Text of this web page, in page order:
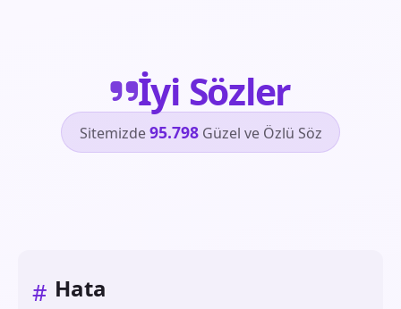
İyi Sözler
Sitemizde95.798Güzel ve Özlü Söz
# Hata